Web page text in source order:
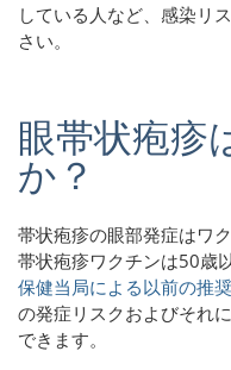
している人など、感染リ
さい。
眼帯状疱疹
か？
帯状疱疹の眼部発症はワ
帯状疱疹ワクチンは50歳
保健当局による以前の推
の発症リスクおよびそれ
できます。